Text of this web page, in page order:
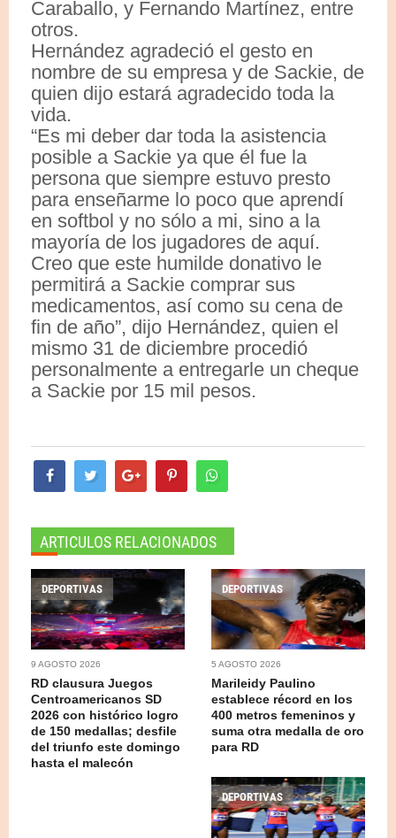
Caraballo, y Fernando Martínez, entre
otros.
Hernández agradeció el gesto en
nombre de su empresa y de Sackie, de
quien dijo estará agradecido toda la
vida.
“Es mi deber dar toda la asistencia
posible a Sackie ya que él fue la
persona que siempre estuvo presto
para enseñarme lo poco que aprendí
en softbol y no sólo a mi, sino a la
mayoría de los jugadores de aquí.
Creo que este humilde donativo le
permitirá a Sackie comprar sus
medicamentos, así como su cena de
fin de año”, dijo Hernández, quien el
mismo 31 de diciembre procedió
personalmente a entregarle un cheque
a Sackie por 15 mil pesos.
ARTICULOS RELACIONADOS
DEPORTIVAS
9 AGOSTO 2026
RD clausura Juegos
Centroamericanos SD
2026 con histórico logro
de 150 medallas; desfile
del triunfo este domingo
hasta el malecón
DEPORTIVAS
5 AGOSTO 2026
Marileidy Paulino
establece récord en los
400 metros femeninos y
suma otra medalla de oro
para RD
DEPORTIVAS